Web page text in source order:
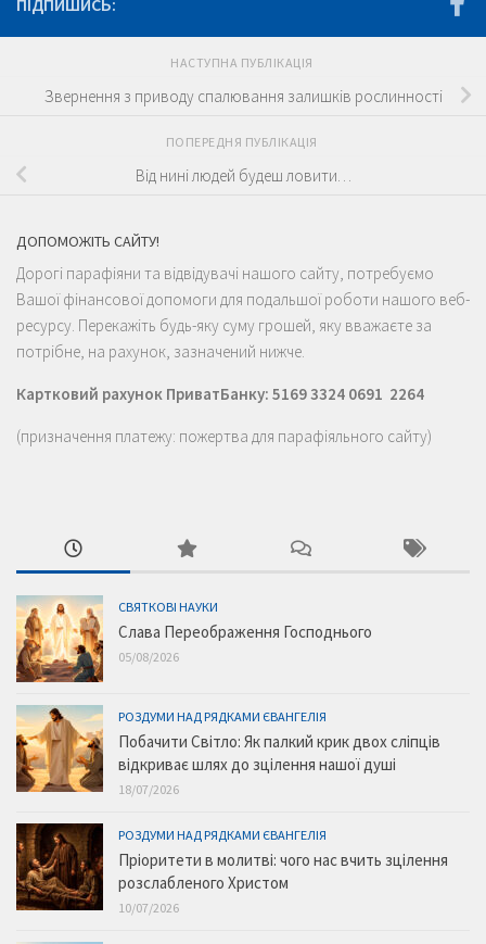
ПІДПИШИСЬ:
НАСТУПНА ПУБЛІКАЦІЯ
Звернення з приводу спалювання залишків рослинності
ПОПЕРЕДНЯ ПУБЛІКАЦІЯ
Від нині людей будеш ловити…
ДОПОМОЖІТЬ САЙТУ!
Дорогі парафіяни та відвідувачі нашого сайту, потребуємо
Вашої фінансової допомоги для подальшої роботи нашого веб-
ресурсу. Перекажіть будь-яку суму грошей, яку вважаєте за
потрібне, на рахунок, зазначений нижче.
Картковий рахунок ПриватБанку: 5169 3324 0691 2264
(призначення платежу: пожертва для парафіяльного сайту)
СВЯТКОВІ НАУКИ
Слава Переображення Господнього
05/08/2026
РОЗДУМИ НАД РЯДКАМИ ЄВАНГЕЛІЯ
Побачити Світло: Як палкий крик двох сліпців
відкриває шлях до зцілення нашої душі
18/07/2026
РОЗДУМИ НАД РЯДКАМИ ЄВАНГЕЛІЯ
Пріоритети в молитві: чого нас вчить зцілення
розслабленого Христом
10/07/2026